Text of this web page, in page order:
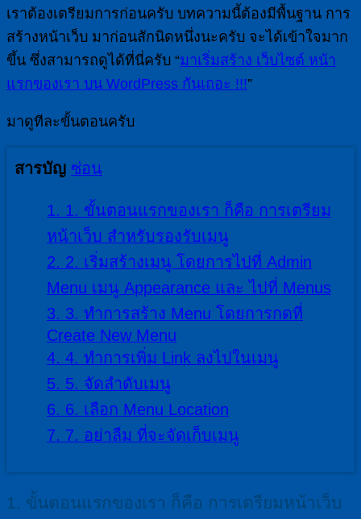
เราต้องเตรียมการก่อนครับ บทความนี้ต้องมีพื้นฐาน การ
สร้างหน้าเว็บ มาก่อนสักนิดหนึ่งนะครับ จะได้เข้าใจมาก
ขึ้น ซึ่งสามารถดูได้ที่นี่ครับ “มาเริ่มสร้าง เว็บไซต์ หน้า
แรกของเรา บน WordPress กันเถอะ !!!”
มาดูทีละขั้นตอนครับ
สารบัญ ซ่อน
1. 1. ขั้นตอนแรกของเรา ก็คือ การเตรียม
หน้าเว็บ สำหรับรองรับเมนู
2. 2. เริ่มสร้างเมนู โดยการไปที่ Admin
Menu เมนู Appearance และ ไปที่ Menus
3. 3. ทำการสร้าง Menu โดยการกดที่
Create New Menu
4. 4. ทำการเพิ่ม Link ลงไปในเมนู
5. 5. จัดลำดับเมนู
6. 6. เลือก Menu Location
7. 7. อย่าลืม ที่จะจัดเก็บเมนู
1. ขั้นตอนแรกของเรา ก็คือ การเตรียมหน้าเว็บ